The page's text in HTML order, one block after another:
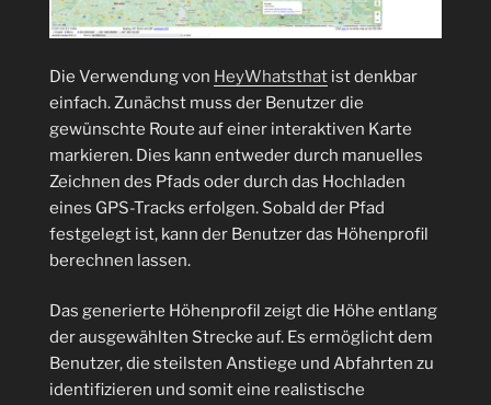
Die Verwendung von HeyWhatsthat ist denkbar
einfach. Zunächst muss der Benutzer die
gewünschte Route auf einer interaktiven Karte
markieren. Dies kann entweder durch manuelles
Zeichnen des Pfads oder durch das Hochladen
eines GPS-Tracks erfolgen. Sobald der Pfad
festgelegt ist, kann der Benutzer das Höhenprofil
berechnen lassen.
Das generierte Höhenprofil zeigt die Höhe entlang
der ausgewählten Strecke auf. Es ermöglicht dem
Benutzer, die steilsten Anstiege und Abfahrten zu
identifizieren und somit eine realistische